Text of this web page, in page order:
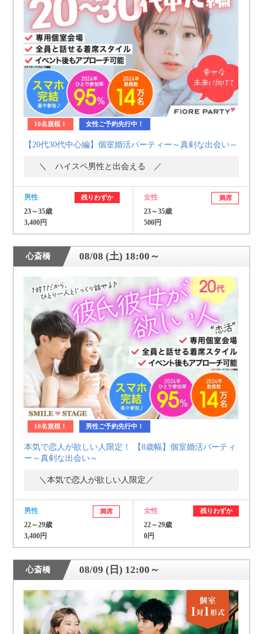
10名規模！ 女性ご予約先行中！
【20代30代中心編】個室婚活パーティー～真剣な出会い～
＼ ハイスペ男性と出会える ／
男性 残りわずか
23～35歳
3,400円
女性 満席
23～35歳
500円
心斎橋 08/08 (土) 18:00～
10名規模！ 男性ご予約先行中！
本気で恋人が欲しい人限定！ 【8歳幅】個室婚活パーティ
ー～真剣な出会い～
＼本気で恋人が欲しい人限定／
男性 満席
22～29歳
3,400円
女性 残りわずか
22～29歳
0円
心斎橋 08/09 (日) 12:00～